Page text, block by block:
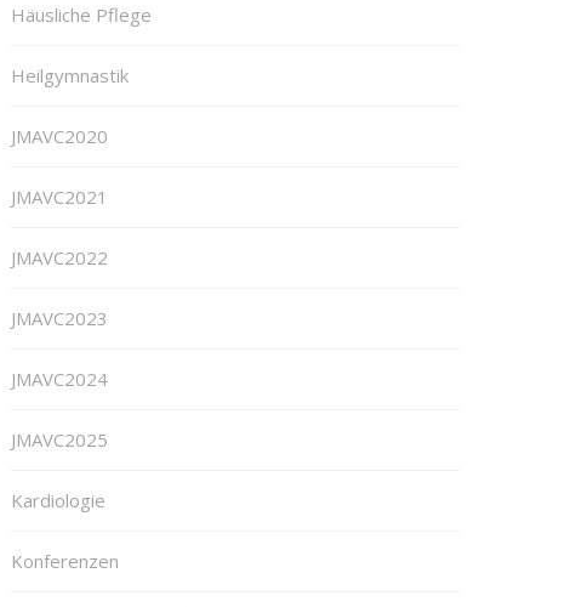
Häusliche Pflege
Heilgymnastik
JMAVC2020
JMAVC2021
JMAVC2022
JMAVC2023
JMAVC2024
JMAVC2025
Kardiologie
Konferenzen